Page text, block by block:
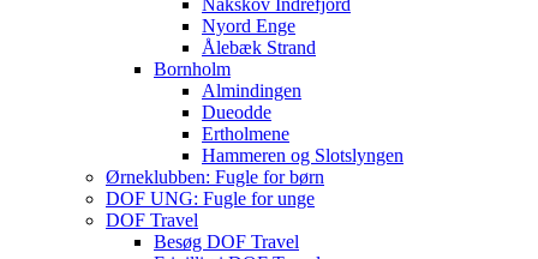
Nakskov Indrefjord
Nyord Enge
Ålebæk Strand
Bornholm
Almindingen
Dueodde
Ertholmene
Hammeren og Slotslyngen
Ørneklubben: Fugle for børn
DOF UNG: Fugle for unge
DOF Travel
Besøg DOF Travel